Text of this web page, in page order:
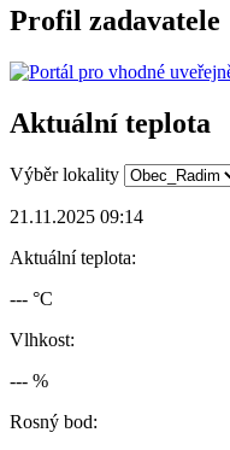
Profil zadavatele
Aktuální teplota
Výběr lokality
21.11.2025 09:14
Aktuální teplota:
--- °C
Vlhkost:
--- %
Rosný bod: